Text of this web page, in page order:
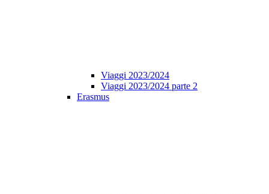
Viaggi 2023/2024
Viaggi 2023/2024 parte 2
Erasmus